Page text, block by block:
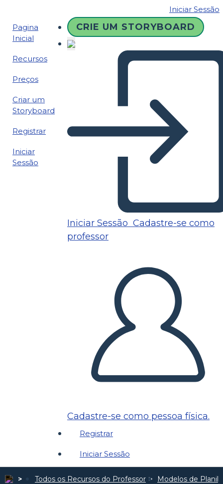
Iniciar Sessão
Pagina
Inicial
Recursos
Preços
Criar um
Storyboard
Registrar
Iniciar
Sessão
CRIE UM STORYBOARD
Iniciar Sessão Cadastre-se como
professor
Cadastre-se como pessoa física.
Registrar
Iniciar Sessão
Todos os Recursos do Professor Modelos de